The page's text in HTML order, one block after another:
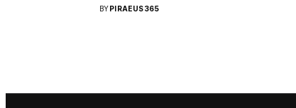
BY PIRAEUS365